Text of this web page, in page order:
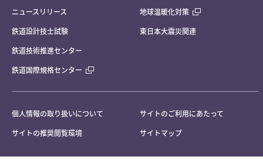
ニュースリリース
鉄道設計技士試験
鉄道技術推進センター
鉄道国際規格センター
地球温暖化対策
東日本大震災関連
個人情報の取り扱いについて
サイトのご利用にあたって
サイトの推奨閲覧環境
サイトマップ